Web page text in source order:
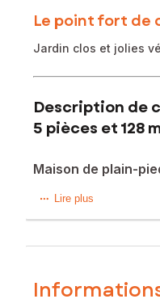
Le point fort de
Jardin clos et jolies
Description de
5 pièces et 128
Maison de plain-
SAFTI Isabelle TILLOL
séjour/salon avec sa
rangements et d'un
d'eau et un WC séparé.
Lire plus